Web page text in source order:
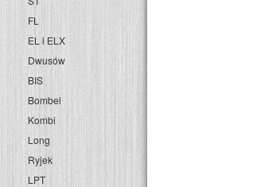
FL
EL i ELX
Dwusów
BIS
Bombel
Kombi
Long
Ryjek
LPT